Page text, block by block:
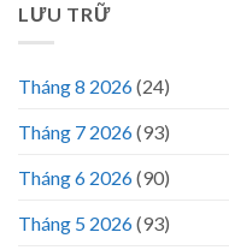
LƯU TRỮ
Tháng 8 2026(24)
Tháng 7 2026(93)
Tháng 6 2026(90)
Tháng 5 2026(93)